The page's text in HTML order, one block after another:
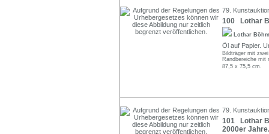
79.
100 Lothar
Lothar
Öl auf Papier.
Bildträger mit
Randbereiche mit
87,5 x 75,5 cm.
79.
101 Lothar
2000er Jahre.